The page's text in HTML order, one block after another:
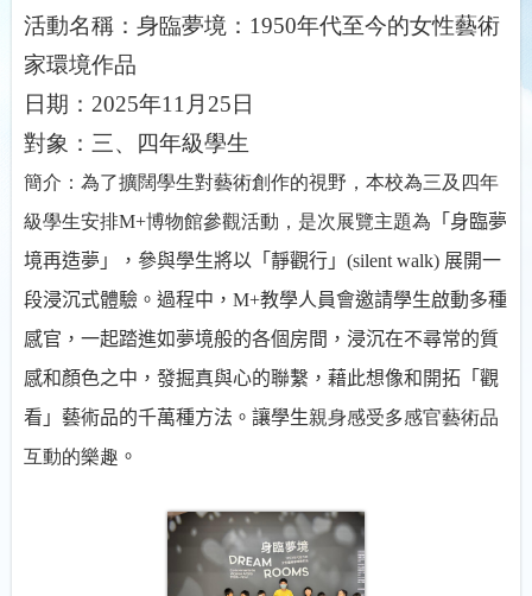
活動名稱：身臨夢境： 1950年代至今的女性藝術
家環境作品
日期： 2025年11 月 25日
對象：三、四年級學生
簡介： 為了擴闊學生對藝術創作的視野，本校為三及四年
級學生安排M+博物館參觀活動，是次展覽主題為 「身臨夢
境再造夢」，參與學生將以「靜觀行」 (silent walk) 展開一
段浸沉式體驗。過程中， M+教學人員會邀請學生啟動多種
感官，一起踏進如夢境般的各個房間，浸沉在不尋常的質
感和顏色之中，發掘真與心的聯繫，藉此想像和開拓「觀
看」藝術品的千萬種方法。讓學生親身感受多感官藝術品
互動的樂趣 。